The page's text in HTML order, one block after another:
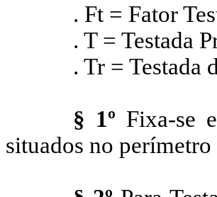
. Ft= Fator
. T = Testada
. Tr= Testada
§ 1º Fixa-se
situados no